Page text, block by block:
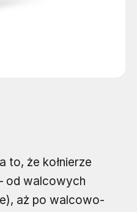
to, że kołnierze
od walcowych
aż po walcowo-